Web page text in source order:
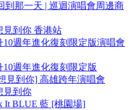
到那一天 | 巡迴演唱會周邊商
見到你 香港站
10週年進化復刻限定版演唱會
10週年進化復刻限定版
見到你] 高雄跨年演唱會
見到你
It BLUE 藍 [桃園場]